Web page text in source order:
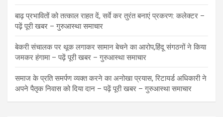
बाढ़ प्रभावितों को तत्काल राहत दें, सर्वे कर तुरंत बनाएं प्रकरण: कलेक्टर –
पढ़ें पूरी खबर – गुरुआस्था समाचार
बेकरी संचालक पर थूक लगाकर सामान बेचने का आरोप,हिंदू संगठनों ने किया
जमकर हंगामा – पढ़ें पूरी खबर – गुरुआस्था समाचार
समाज के प्रति समर्पण व्यक्त करने का अनोखा प्रयास, रिटायर्ड अधिकारी ने
अपने पैतृक निवास को दिया दान – पढ़ें पूरी खबर – गुरुआस्था समाचार